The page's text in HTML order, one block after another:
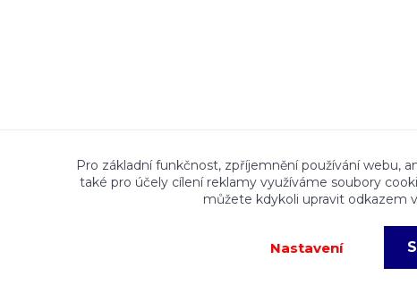
návrhy, vizualizace a textový obsah zveřejněný na
bez předchozího písemného souhlasu provozovatele je
Pro základní funkčnost, zpříjemnění používání webu,
také pro účely cílení reklamy využíváme soubory
můžete kdykoli upravit odkazem
Nastavení